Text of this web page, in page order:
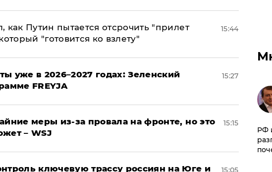
как Путин пытается отсрочить "прилет
"готовится ко взлету"
15:44
уже в 2026–2027 годах: Зеленский
FREYJA
15:27
меры из-за провала на фронте, но это
– WSJ
15:15
ключевую трассу россиян на Юге и
15:05
РФ